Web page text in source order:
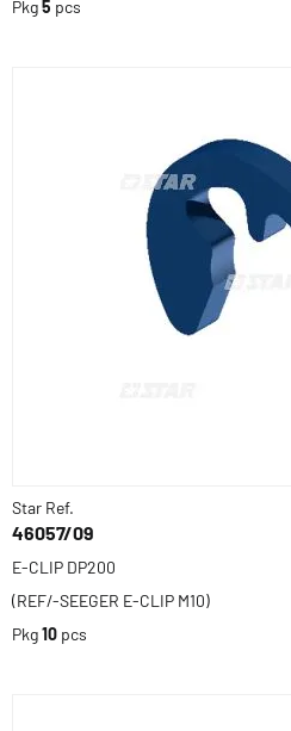
Pkg5 pcs
Star Ref.
46057/09
E-CLIP DP200
(REF/-SEEGER E-CLIP M10)
Pkg10 pcs